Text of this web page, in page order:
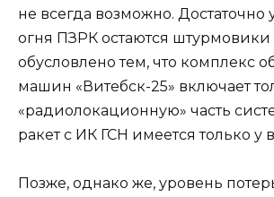
не всегда возможно.
огня ПЗРК остаются штурмовики
обусловлено тем, что комплекс
машин «Витебск-25» включает
«радиолокационную» часть
ракет с ИК ГСН имеется только у
Позже, однако же, уровень